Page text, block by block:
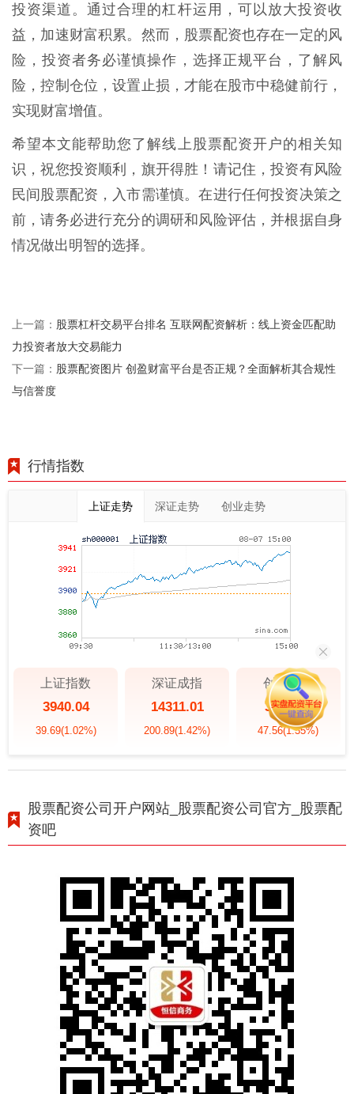
投资渠道。通过合理的杠杆运用，可以放大投资收
益，加速财富积累。然而，股票配资也存在一定的风
险，投资者务必谨慎操作，选择正规平台，了解风
险，控制仓位，设置止损，才能在股市中稳健前行，
实现财富增值。
希望本文能帮助您了解线上股票配资开户的相关知
识，祝您投资顺利，旗开得胜！请记住，投资有风险
民间股票配资，入市需谨慎。在进行任何投资决策之
前，请务必进行充分的调研和风险评估，并根据自身
情况做出明智的选择。
上一篇： 股票杠杆交易平台排名 互联网配资解析：线上资金匹配助
力投资者放大交易能力
下一篇： 股票配资图片 创盈财富平台是否正规？全面解析其合规性
与信誉度
行情指数
上证走势 深证走势 创业走势
上证指数
3940.04
39.69(1.02%)
深证成指
14311.01
200.89(1.42%)
创业板指
3563.12
47.56(1.35%)
股票配资公司开户网站_股票配资公司官方_股票配
资吧